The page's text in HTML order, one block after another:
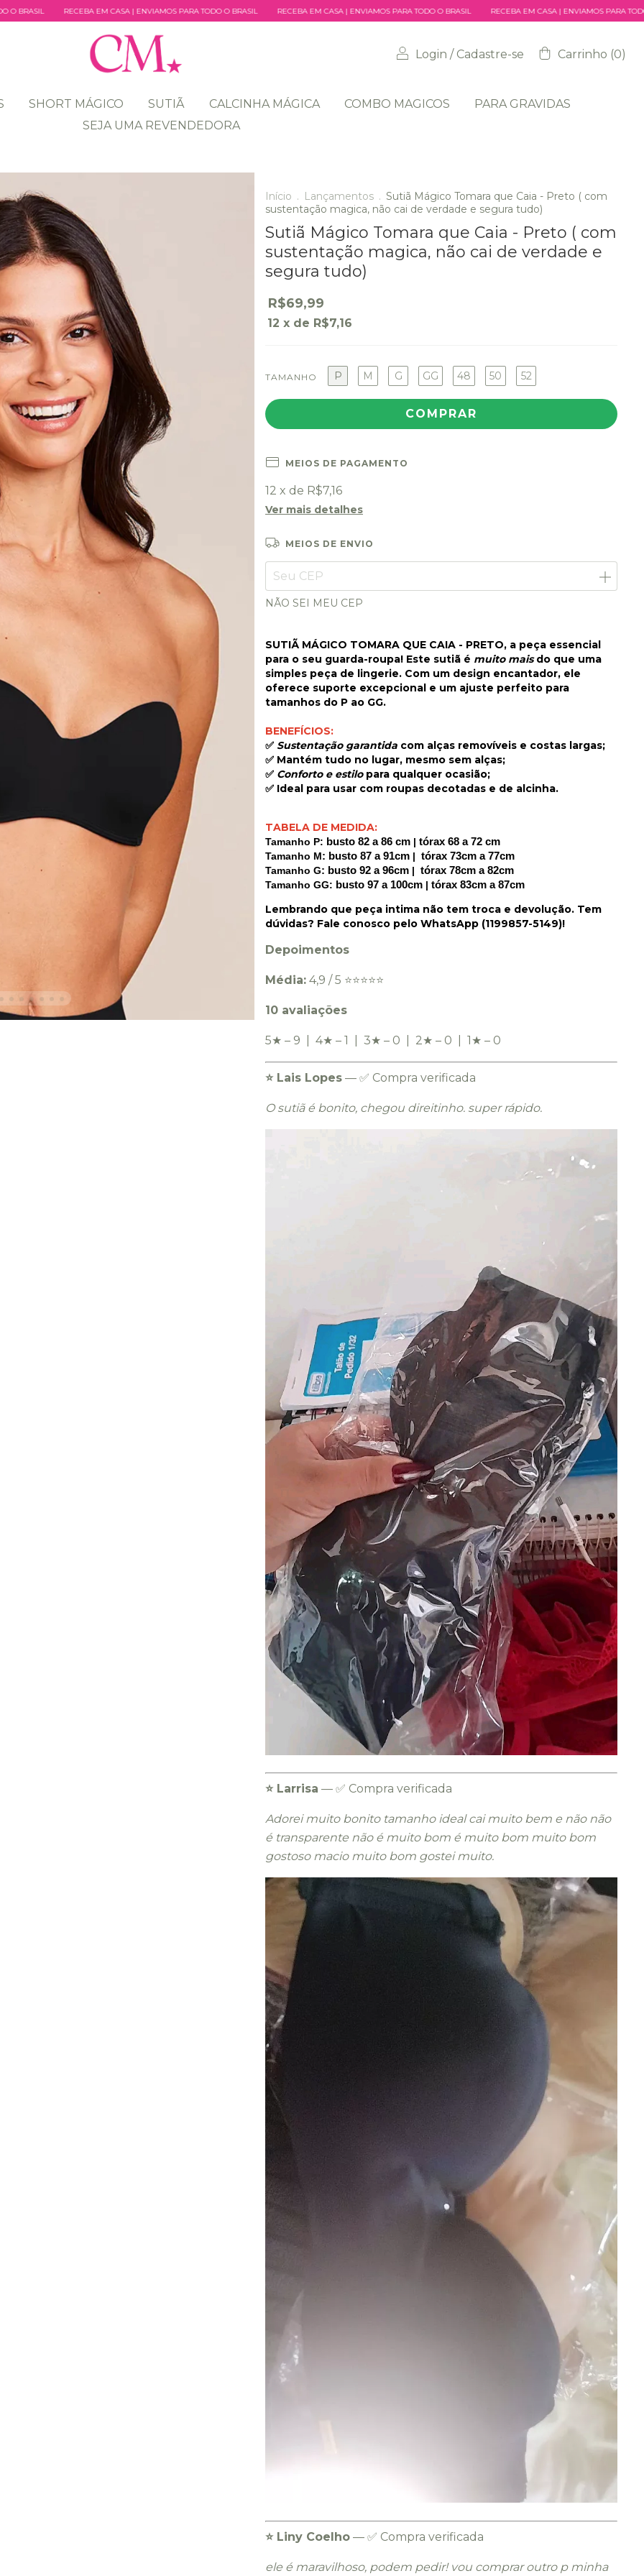
EM CASA | ENVIAMOS PARA TODO O BRASIL RECEBA EM CASA | ENVIAMOS PARA TODO O BRASIL RECEBA EM CASA | ENVIAMOS PARA TODO O BRASIL
Login / Cadastre-se Carrinho (0)
SHORT MÁGICO SUTIÃ CALCINHA MÁGICA COMBO MAGICOS
PARA GRAVIDAS
SEJA UMA REVENDEDORA
Início . Lançamentos . Sutiã Mágico Tomara que Caia - Preto ( com
sustentação magica, não cai de verdade e segura tudo)
Sutiã Mágico Tomara que Caia - Preto ( com
sustentação magica, não cai de verdade e
segura tudo)
R$69,99
12 x de R$7,16
TAMANHO P M G GG 48 50 52
MEIOS DE PAGAMENTO
12 x de R$7,16
Ver mais detalhes
MEIOS DE ENVIO
Entregas para o CEP: ALTERAR CEP
NÃO SEI MEU CEP
SUTIÃ MÁGICO TOMARA QUE CAIA - PRETO, a peça essencial
para o seu guarda-roupa! Este sutiã é muito maisdo que uma
simples peça de lingerie. Com um design encantador, ele
oferece suporte excepcional e um ajuste perfeito para
tamanhos do P ao GG.
BENEFÍCIOS:
✅ Sustentação garantida com alças removíveis e costas largas;
✅ Mantém tudo no lugar, mesmo sem alças;
✅ Conforto e estilopara qualquer ocasião;
✅ Ideal para usar com roupas decotadas e de alcinha.
TABELA DE MEDIDA:
Tamanho P: busto 82 a 86 cm | tórax 68 a 72 cm
Tamanho M: busto 87 a 91cm | tórax 73cm a 77cm
Tamanho G: busto 92 a 96cm | tórax 78cm a 82cm
Tamanho GG: busto 97 a 100cm | tórax 83cm a 87cm
Lembrando que peça intima não tem troca e devolução. Tem
dúvidas? Fale conosco pelo WhatsApp (1199857-5149)!
Depoimentos
Média: 4,9 / 5 ⭐️⭐️⭐️⭐️⭐️
10 avaliações
5★ – 9 | 4★ – 1 | 3★ – 0 | 2★ – 0 | 1★ – 0
⭐️ Lais Lopes — ✅ Compra verificada
O sutiã é bonito, chegou direitinho. super rápido.
⭐️ Larrisa — ✅ Compra verificada
Adorei muito bonito tamanho ideal cai muito bem e não não
é transparente não é muito bom é muito bom muito bom
gostoso macio muito bom gostei muito.
⭐️ Liny Coelho — ✅ Compra verificada
ele é maravilhoso, podem pedir! vou comprar outro p minha